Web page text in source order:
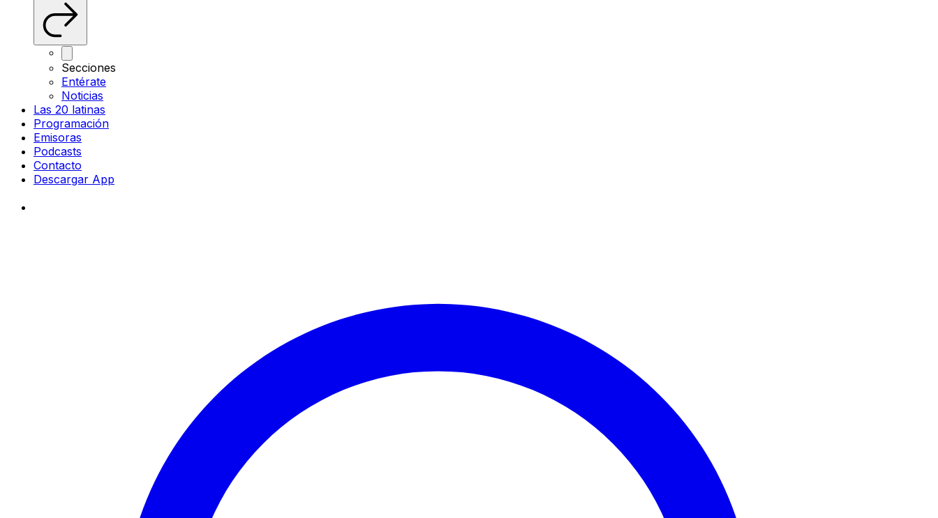
Secciones
Entérate
Noticias
Las 20 latinas
Programación
Emisoras
Podcasts
Contacto
Descargar App